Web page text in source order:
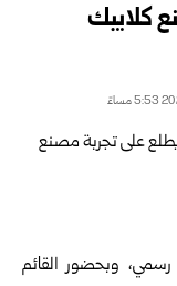
كلايبك
وبحضور القائم